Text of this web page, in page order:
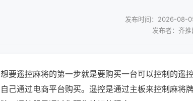
发布时间：2026-08-
发布者：齐推
想要遥控麻将的第一步就是要购买一台可以控制的遥
自己通过电商平台购买。遥控是通过主板来控制麻将